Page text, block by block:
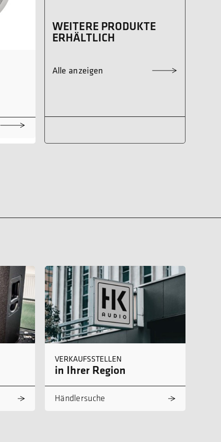
WEITERE PRODUKTE
ERHÄLTLICH
Alle anzeigen
VERKAUFSSTELLEN
in Ihrer Region
Händlersuche